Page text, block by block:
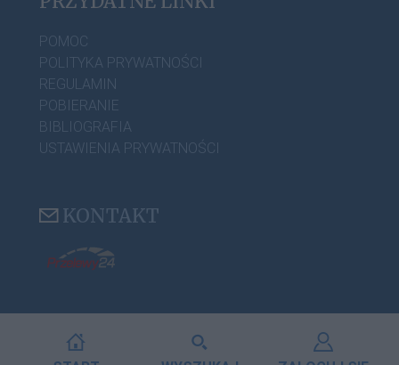
POMOC
POLITYKA PRYWATNOŚCI
REGULAMIN
POBIERANIE
BIBLIOGRAFIA
USTAWIENIA PRYWATNOŚCI
KONTAKT